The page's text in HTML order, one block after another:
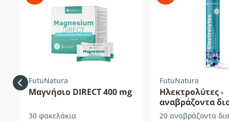
FutuNatura
Μαγνήσιο DIRECT 400 mg
30 φακελάκια
FutuNatura
Ηλεκτρολύτες -
αναβράζοντα
20 αναβράζοντα